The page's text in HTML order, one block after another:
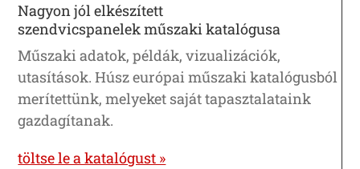
Nagyon jól elkészített
szendvicspanelek műszaki katalógusa
Műszaki adatok, példák, vizualizációk,
utasítások. Húsz európai műszaki katalógusból
merítettünk, melyeket saját tapasztalataink
gazdagítanak.
töltse le a katalógust »